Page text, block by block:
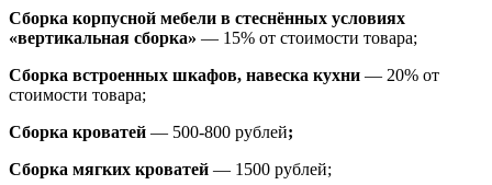
Сборка корпусной мебели в стеснённых условиях
«вертикальная сборка» — 15% от стоимости товара;
Сборка встроенных шкафов, навеска кухни — 20% от
стоимости товара;
Сборка кроватей — 500-800 рублей;
Сборка мягких кроватей — 1500 рублей;